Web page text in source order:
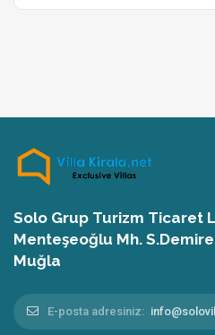
Solo Grup Turizm Ticaret
Menteşeoğlu Mh.
Muğla
E-posta adresiniz: